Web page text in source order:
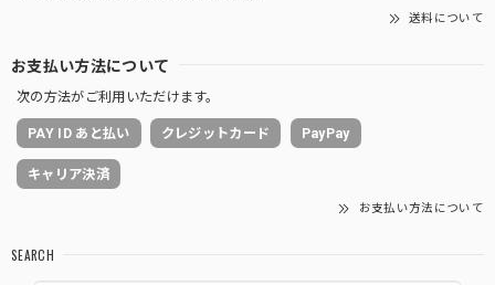
送料について
お支払い方法について
次の方法がご利用いただけます。
PAY ID あと払い クレジットカード PayPay
キャリア決済
お支払い方法について
SEARCH